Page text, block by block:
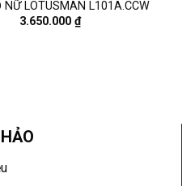
NỮ LOTUSMAN L101A.CCW
3.650.000 ₫